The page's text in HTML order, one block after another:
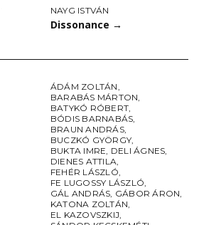
NAYG ISTVÁN
Dissonance →
ÁDÁM ZOLTÁN,
BARABÁS MÁRTON,
BATYKÓ RÓBERT,
BÓDIS BARNABÁS,
BRAUN ANDRÁS,
BUCZKÓ GYÖRGY,
BUKTA IMRE, DELI ÁGNES,
DIENES ATTILA,
FEHÉR LÁSZLÓ,
FE LUGOSSY LÁSZLÓ,
GÁL ANDRÁS, GÁBOR ÁRON,
KATONA ZOLTÁN,
EL KAZOVSZKIJ,